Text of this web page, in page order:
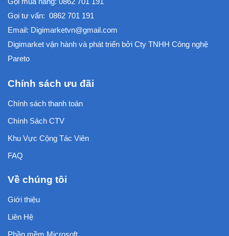
Gọi tư vấn: 0862 701 191
Email: Digimarketvn@gmail.com
Digimarket vận hành và phát triển bởi Cty TNHH Công nghệ
Pareto
Chính sách ưu đãi
Chính sách thanh toán
Chính Sách CTV
Khu Vực Cộng Tác Viên
FAQ
Về chúng tôi
Giới thiệu
Liên Hệ